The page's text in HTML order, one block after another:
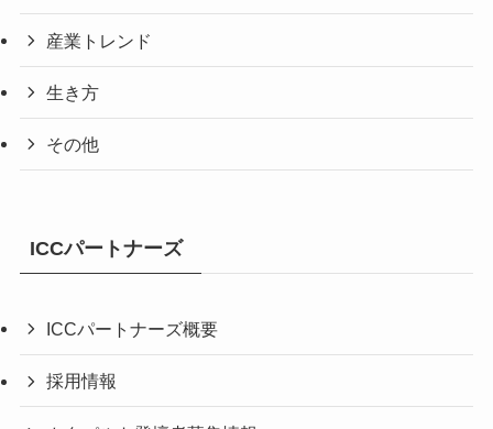
産業トレンド
生き方
その他
ICCパートナーズ
ICCパートナーズ概要
採用情報